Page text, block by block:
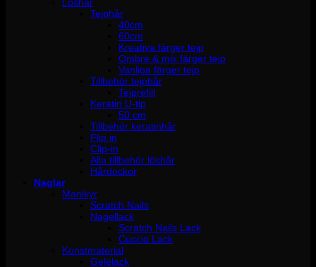
Tejphår
40cm
60cm
Kreativa färger tejp
Ombre & mix färger tejp
Vanliga färger tejp
Tillbehör tejphår
Tejprefill
Keratin U-tip
50 cm
Tillbehör keratinhår
Flip in
Clip-in
Alla tillbehör löshår
Hårdockor
Naglar
Manikyr
Scratch Nails
Nagellack
Scratch Nails Lack
Cuccio Lack
Konstmaterial
Gelélack